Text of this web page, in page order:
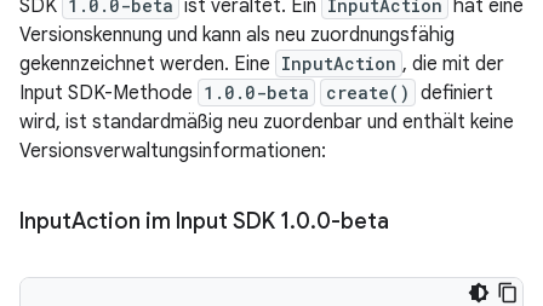
SDK 1.0.0-beta ist veraltet. Ein InputAction hat eine
Versionskennung und kann als neu zuordnungsfähig
gekennzeichnet werden. Eine InputAction , die mit der
Input SDK-Methode 1.0.0-beta create() definiert
wird, ist standardmäßig neu zuordenbar und enthält keine
Versionsverwaltungsinformationen:
InputAction im Input SDK 1.0.0-beta